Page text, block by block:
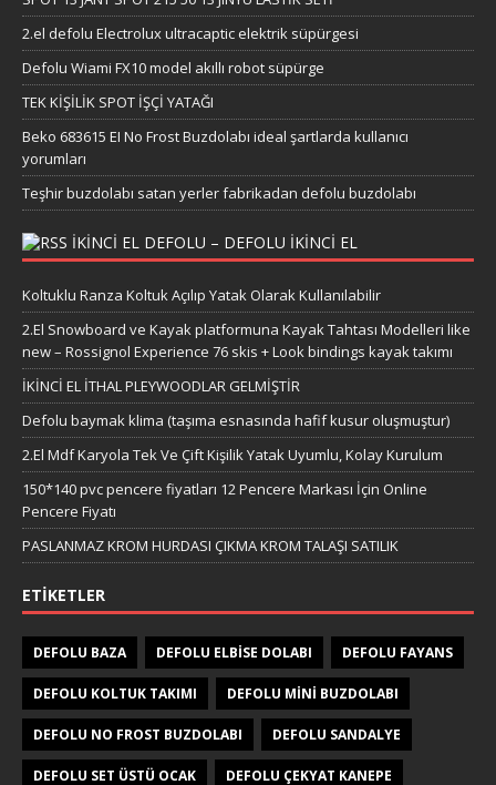
2.el defolu Electrolux ultracaptic elektrik süpürgesi
Defolu Wiami FX10 model akıllı robot süpürge
TEK KİŞİLİK SPOT İŞÇİ YATAĞI
Beko 683615 EI No Frost Buzdolabı ideal şartlarda kullanıcı
yorumları
Teşhir buzdolabı satan yerler fabrikadan defolu buzdolabı
IKINCI EL DEFOLU – DEFOLU IKINCI EL
Koltuklu Ranza Koltuk Açılıp Yatak Olarak Kullanılabilir
2.El Snowboard ve Kayak platformuna Kayak Tahtası Modelleri like
new – Rossignol Experience 76 skis + Look bindings kayak takımı
İKİNCİ EL İTHAL PLEYWOODLAR GELMİŞTİR
Defolu baymak klima (taşıma esnasında hafif kusur oluşmuştur)
2.El Mdf Karyola Tek Ve Çift Kişilik Yatak Uyumlu, Kolay Kurulum
150*140 pvc pencere fiyatları 12 Pencere Markası İçin Online
Pencere Fiyatı
PASLANMAZ KROM HURDASI ÇIKMA KROM TALAŞI SATILIK
ETIKETLER
DEFOLU BAZA DEFOLU ELBISE DOLABI DEFOLU FAYANS
DEFOLU KOLTUK TAKIMI DEFOLU MINI BUZDOLABI
DEFOLU NO FROST BUZDOLABI DEFOLU SANDALYE
DEFOLU SET ÜSTÜ OCAK DEFOLU ÇEKYAT KANEPE